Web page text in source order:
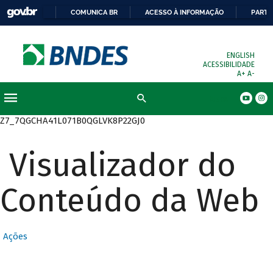
COMUNICA BR ACESSO À INFORMAÇÃO
ENGLISH
ACESSIBILIDADE
A+ A-
Z7_7QGCHA41L071B0QGLVK8P22GJ0
Visualizador do
Conteúdo da Web
Ações